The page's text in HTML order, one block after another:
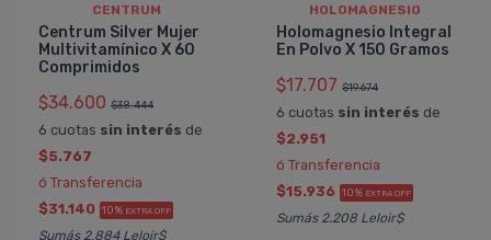
CENTRUM
Centrum Silver Mujer
Multivitamínico X 60
Comprimidos
$34.600 $38.444
6 cuotas sin interés de
$5.767
ó Transferencia
$31.140 10% EXTRA OFF
Sumás 2.884 Leloir$
HOLOMAGNESIO
Holomagnesio Integral
En Polvo X 150 Gramos
$17.707 $19.674
6 cuotas sin interés de
$2.951
ó Transferencia
$15.936 10% EXTRA OFF
Sumás 2.208 Leloir$